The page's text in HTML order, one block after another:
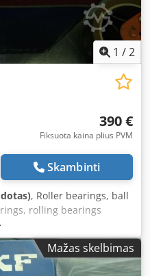
1 /2
390 €
Fiksuota kaina plius PVM
Skambinti
, Roller bearings, ball
rolling bearings
CC/W33 -d = Inner
310 -B = Width: 82 -NO
Mažas skelbimas